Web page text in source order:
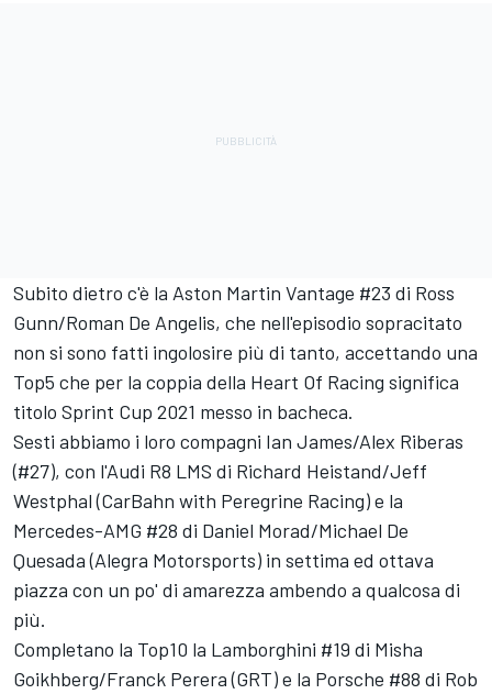
Subito dietro c'è la Aston Martin Vantage #23 di Ross
Gunn/Roman De Angelis, che nell'episodio sopracitato
non si sono fatti ingolosire più di tanto, accettando una
Top5 che per la coppia della Heart Of Racing significa
titolo Sprint Cup 2021 messo in bacheca.
Sesti abbiamo i loro compagni Ian James/Alex Riberas
(#27), con l'Audi R8 LMS di Richard Heistand/Jeff
Westphal (CarBahn with Peregrine Racing) e la
Mercedes-AMG #28 di Daniel Morad/Michael De
Quesada (Alegra Motorsports) in settima ed ottava
piazza con un po' di amarezza ambendo a qualcosa di
più.
Completano la Top10 la Lamborghini #19 di Misha
Goikhberg/Franck Perera (GRT) e la Porsche #88 di Rob